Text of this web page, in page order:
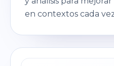
en contextos cada